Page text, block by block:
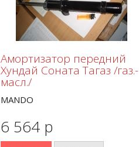
Амортизатор передний
Хундай Соната Тагаз /газ.-
масл./
MANDO
6 564 p